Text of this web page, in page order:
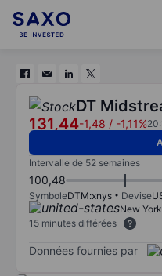
DT
131,44-1,48 / -1,11%
Intervalle de 52 semaines
100,48
SymboleDTM:xnys Devise
New
15 minutes différées
Données fournies par